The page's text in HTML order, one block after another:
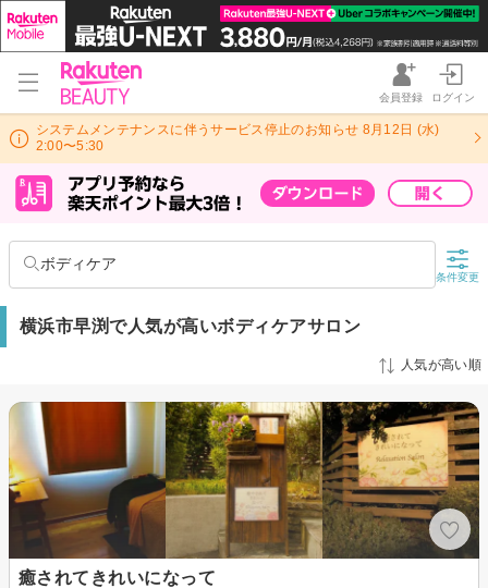
会員登録 ログイン
システムメンテナンスに伴うサービス停止のお知らせ 8月12日 (水)
2:00〜5:30
ボディケア
条件変更
横浜市早渕で人気が高いボディケアサロン
人気が高い順
癒されてきれいになって